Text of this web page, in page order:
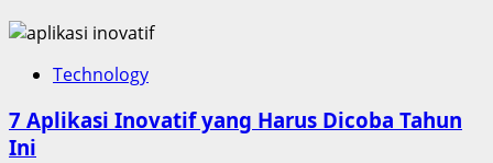
Technology
7 Aplikasi Inovatif yang Harus Dicoba Tahun
Ini